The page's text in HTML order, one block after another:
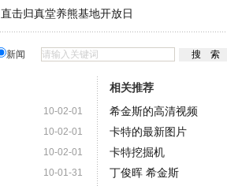
直击归真堂养熊基地开放日
新闻
10-02-01
10-02-01
10-02-01
10-01-31
相关推荐
希金斯的高清视频
卡特的最新图片
卡特挖掘机
丁俊晖 希金斯